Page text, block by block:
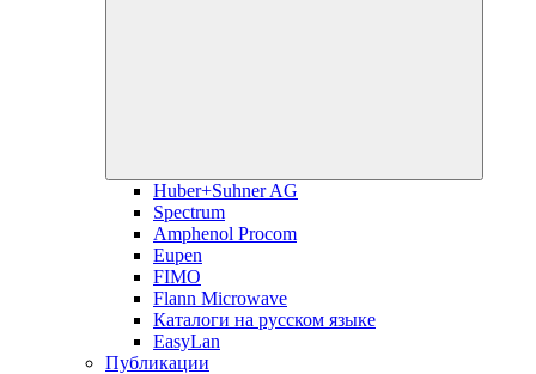
Huber+Suhner AG
Spectrum
Amphenol Procom
Eupen
FIMO
Flann Microwave
Каталоги на русском языке
EasyLan
Публикации